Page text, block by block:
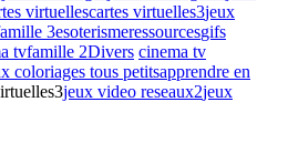
virtuellescartes virtuelles3jeux
3esoterismeressourcesgifs
tvfamille 2Divers cinema tv
coloriages tous petitsapprendre en
jeux video reseaux2jeux